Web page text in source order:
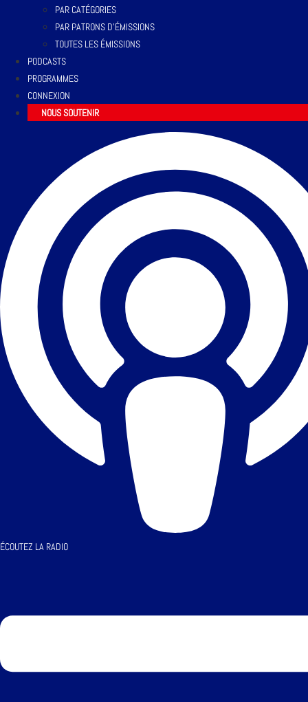
PAR CATÉGORIES
PAR PATRONS D’ÉMISSIONS
TOUTES LES ÉMISSIONS
PODCASTS
PROGRAMMES
CONNEXION
NOUS SOUTENIR
ÉCOUTEZ LA RADIO